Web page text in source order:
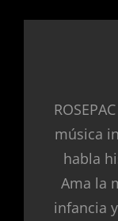
música
habla
Ama la
infancia